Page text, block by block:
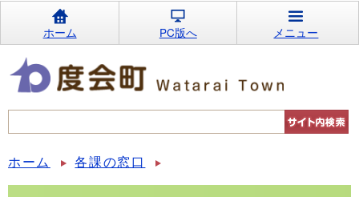
ホーム PC版へ メニュー
ホーム 各課の窓口